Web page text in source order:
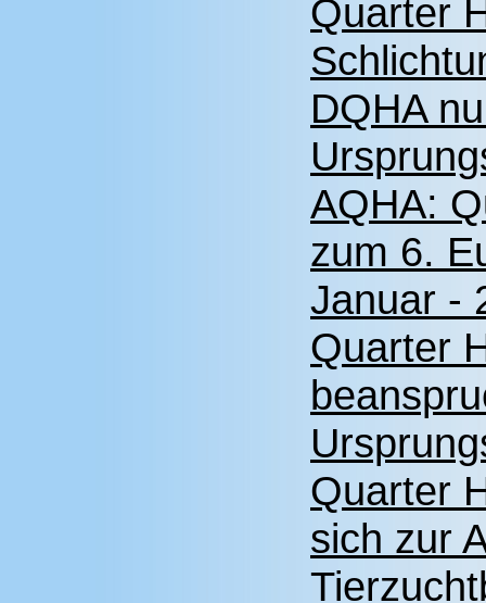
Quarter
DQHA
AQHA:
zum 6.
Januar -
Quarter
Quarter
sich zur